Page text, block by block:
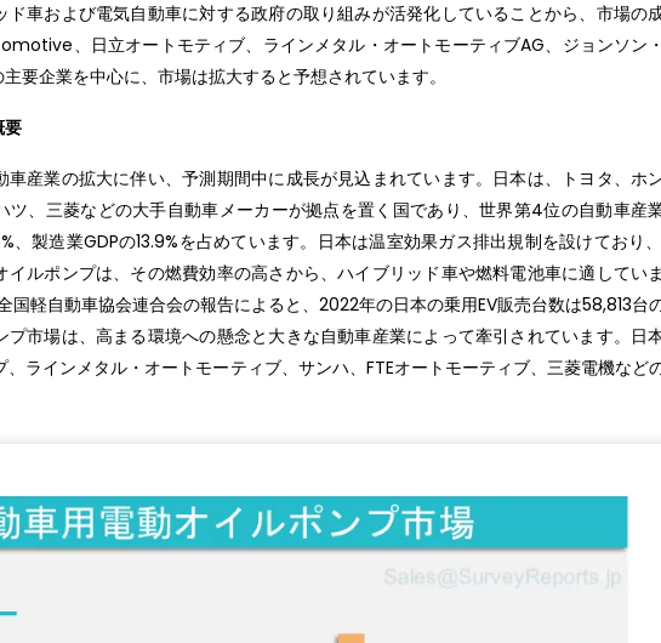
ド車および電気自動車に対する政府の取り組みが活発化していることから、市場の
、日立オートモティブ、ラインメタル・オートモーティブAG、ジョンソン
要企業を中心に、市場は拡大すると予想されています。
要
産業の拡大に伴い、予測期間中に成長が見込まれています。日本は、トヨタ、ホ
ツ、三菱などの大手自動車メーカーが拠点を置く国であり、世界第4位の自動車産
、製造業GDPの13.9%を占めています。日本は温室効果ガス排出規制を設けており
ルポンプは、その燃費効率の高さから、ハイブリッド車や燃料電池車に適してい
国軽自動車協会連合会の報告によると、2022年の日本の乗用EV販売台数は58,813台
市場は、高まる環境への懸念と大きな自動車産業によって牽引されています。日
ラインメタル・オートモーティブ、サンハ、FTEオートモーティブ、三菱電機など